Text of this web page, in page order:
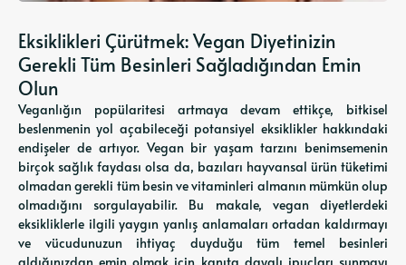
Eksiklikleri Çürütmek: Vegan Diyetinizin
Gerekli Tüm Besinleri Sağladığından Emin
Olun
Veganlığın popülaritesi artmaya devam ettikçe, bitkisel
beslenmenin yol açabileceği potansiyel eksiklikler hakkındaki
endişeler de artıyor. Vegan bir yaşam tarzını benimsemenin
birçok sağlık faydası olsa da, bazıları hayvansal ürün tüketimi
olmadan gerekli tüm besin ve vitaminleri almanın mümkün olup
olmadığını sorgulayabilir. Bu makale, vegan diyetlerdeki
eksikliklerle ilgili yaygın yanlış anlamaları ortadan kaldırmayı
ve vücudunuzun ihtiyaç duyduğu tüm temel besinleri